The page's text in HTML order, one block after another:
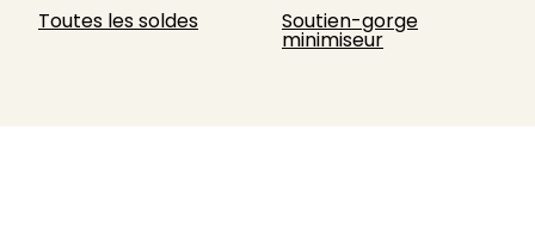
Toutes les soldes
Soutien-gorge
minimiseur